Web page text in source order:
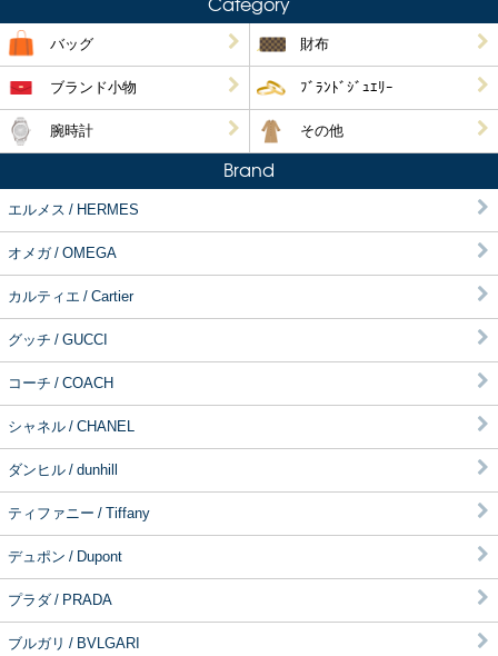
Category
バッグ 財布
ブランド小物 ﾌﾞﾗﾝﾄﾞｼﾞｭｴﾘｰ
腕時計 その他
Brand
エルメス / HERMES
オメガ / OMEGA
カルティエ / Cartier
グッチ / GUCCI
コーチ / COACH
シャネル / CHANEL
ダンヒル / dunhill
ティファニー / Tiffany
デュポン / Dupont
プラダ / PRADA
ブルガリ / BVLGARI